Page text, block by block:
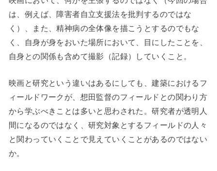
は、例えば、障害者自立支援法を批判するのではな
く）、また、精神病の全体像を描こうとするのでもな
く、自身が身をおいた場所において、目にしたことを、
自身との関係も含めて撮影（記録）していくこと。
映画と研究という違いはあるにしても、建築におけるフ
ィールドワークが、想田監督のフィールドとの関わり方
から学ぶべきことは多いと思わされた。研究者が透明人
間になるのではなく、研究対象とするフィールドの人々
と関わっていくことで見えていくことがあるのではない
か。